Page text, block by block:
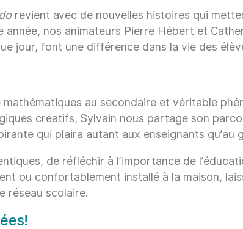
revient avec de nouvelles histoires qui
nos animateurs Pierre Hébert et
jour, font une différence dans la vie des
mathématiques au secondaire et véritable
créatifs, Sylvain nous partage son
qui plaira autant aux enseignants qu’au
de réfléchir à l’importance de
ou confortablement installé à la maison,
réseau scolaire.